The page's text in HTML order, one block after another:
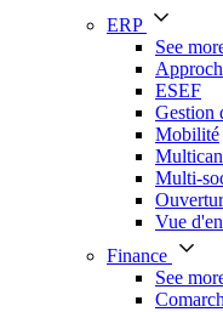
ERP
See
ESEF
Gestion
Mobilité
Multi-
Vue
Finance
See